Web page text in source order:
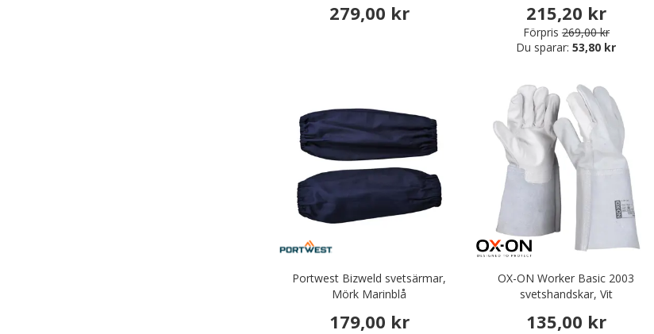
279,00 kr 215,20 kr
Förpris 269,00 kr
Du sparar:53,80 kr
Portwest Bizweld svetsärmar,
Mörk Marinblå
179,00 kr
OX-ON Worker Basic 2003
svetshandskar, Vit
135,00 kr